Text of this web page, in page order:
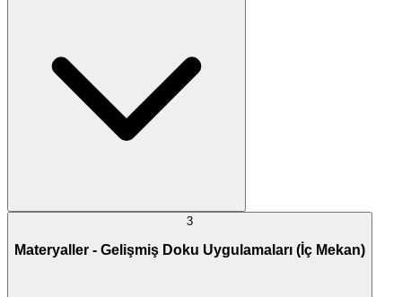
3
Materyaller - Gelişmiş Doku Uygulamaları (İç Mekan)